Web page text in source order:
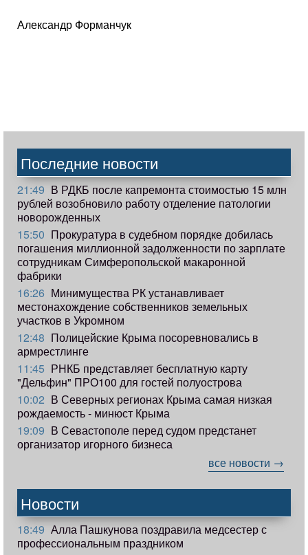
Александр Форманчук
Последние новости
21:49 В РДКБ после капремонта стоимостью 15 млн
рублей возобновило работу отделение патологии
новорожденных
15:50 Прокуратура в судебном порядке добилась
погашения миллионной задолженности по зарплате
сотрудникам Симферопольской макаронной
фабрики
16:26 Минимущества РК устанавливает
местонахождение собственников земельных
участков в Укромном
12:48 Полицейские Крыма посоревновались в
армрестлинге
11:45 РНКБ представляет бесплатную карту
"Дельфин" ПРО100 для гостей полуострова
10:02 В Северных регионах Крыма самая низкая
рождаемость - минюст Крыма
19:09 В Севастополе перед судом предстанет
организатор игорного бизнеса
все новости →
Новости
18:49 Алла Пашкунова поздравила медсестер с
профессиональным праздником